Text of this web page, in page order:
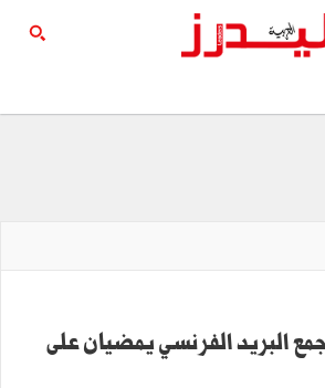
البريد الفرنسي يمضيان على